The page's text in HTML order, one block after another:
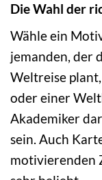
Die Wahl der
Wähle ein
jemanden, der
Weltreise
oder einer
Akademiker
sein. Auch
motivierenden